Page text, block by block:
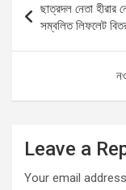
o
o
navigation
ছাত্রদল নেতা হীরার
সম্বলিত লিফলেট
Leave a
Your email